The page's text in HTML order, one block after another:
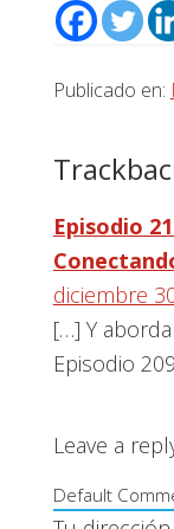
Publicado en:
con
los
Episodio
diciembre
[…] Y
Episodio
Leave a
Default